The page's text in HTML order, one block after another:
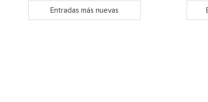
Entradas más nuevas